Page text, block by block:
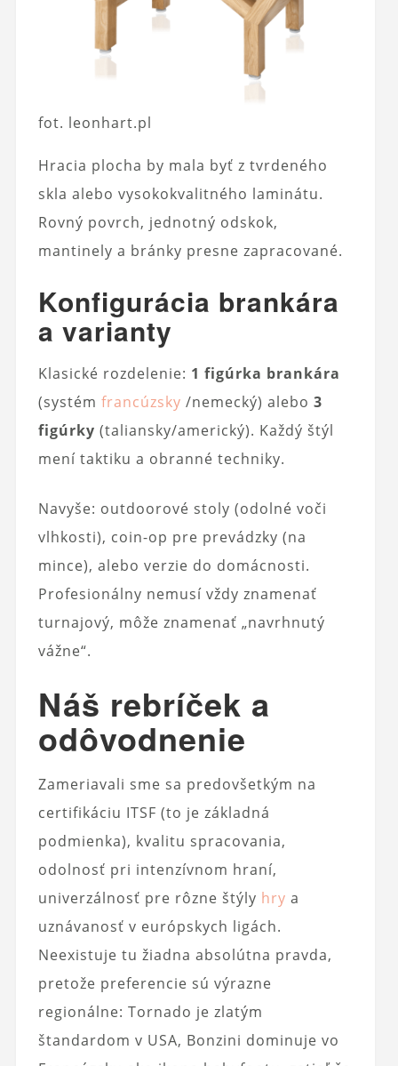
fot. leonhart.pl
Hracia plocha by mala byť z tvrdeného
skla alebo vysokokvalitného laminátu.
Rovný povrch, jednotný odskok,
mantinely a bránky presne zapracované.
Konfigurácia brankára
a varianty
Klasické rozdelenie: 1 figúrka brankára
(systém francúzsky /nemecký) alebo 3
figúrky (taliansky/americký). Každý štýl
mení taktiku a obranné techniky.
Navyše: outdoorové stoly (odolné voči
vlhkosti), coin-op pre prevádzky (na
mince), alebo verzie do domácnosti.
Profesionálny nemusí vždy znamenať
turnajový, môže znamenať „navrhnutý
vážne“.
Náš rebríček a
odôvodnenie
Zameriavali sme sa predovšetkým na
certifikáciu ITSF (to je základná
podmienka), kvalitu spracovania,
odolnosť pri intenzívnom hraní,
univerzálnosť pre rôzne štýly hry a
uznávanosť v európskych ligách.
Neexistuje tu žiadna absolútna pravda,
pretože preferencie sú výrazne
regionálne: Tornado je zlatým
štandardom v USA, Bonzini dominuje vo